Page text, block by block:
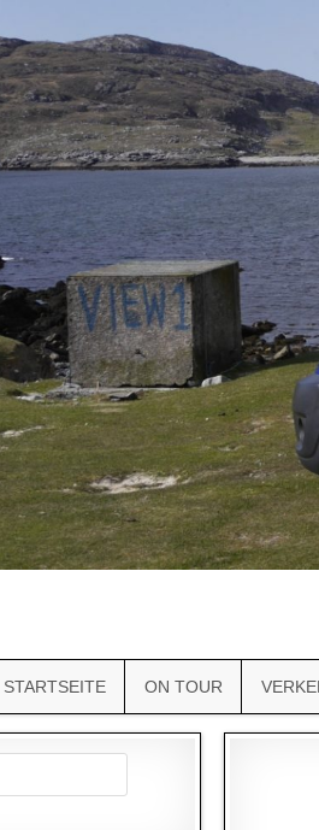
STARTSEITE ON TOUR